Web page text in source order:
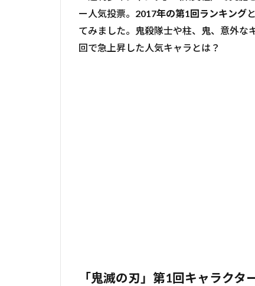
ー人気投票。 2017年の第1回ランキング
てみました。鬼殺隊士や柱、鬼、意外
回で急上昇した人気キャラとは？
「鬼滅の刃」第1回キャラクタ